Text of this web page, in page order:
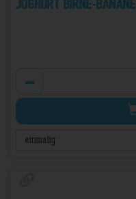
Joghurt Birne-Banane